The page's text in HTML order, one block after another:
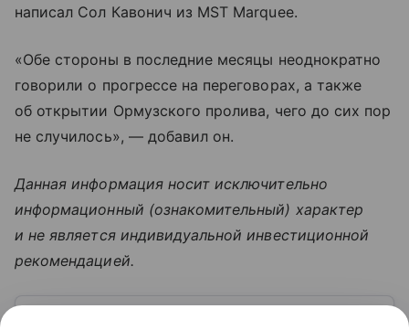
написал Сол Кавонич из MST Marquee.
«Обе стороны в последние месяцы неоднократно
говорили о прогрессе на переговорах, а также
об открытии Ормузского пролива, чего до сих пор
не случилось», — добавил он.
Данная информация носит исключительно
информационный (ознакомительный) характер
и не является индивидуальной инвестиционной
рекомендацией.